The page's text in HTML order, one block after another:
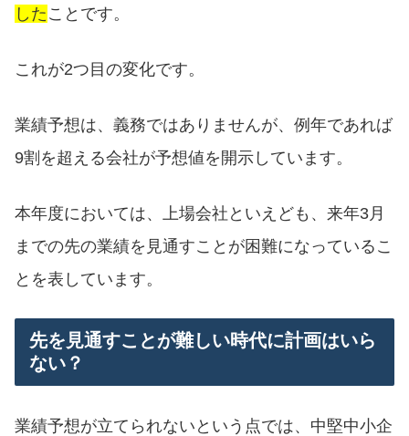
した ことです。
これが2つ目の変化です。
業績予想は、義務ではありませんが、例年であれば
9割を超える会社が予想値を開示しています。
本年度においては、上場会社といえども、来年3月
までの先の業績を見通すことが困難になっているこ
とを表しています。
先を見通すことが難しい時代に計画はいら
ない？
業績予想が立てられないという点では、中堅中小企